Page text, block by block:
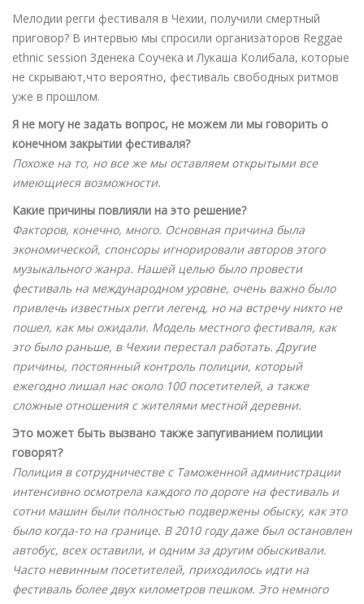
Мелодии регги фестиваля в Чехии, получили смертный
приговор? В интервью мы спросили организаторов Reggae
ethnic session Зденека Соучека и Лукаша Колибала, которые
не скрывают,что вероятно, фестиваль свободных ритмов
уже в прошлом.
Я не могу не задать вопрос, не можем ли мы говорить о
конечном закрытии фестиваля?
Похоже на то, но все же мы оставляем открытыми все
имеющиеся возможности.
Какие причины повлияли на это решение?
Факторов, конечно, много. Основная причина была
экономической, спонсоры игнорировали авторов этого
музыкального жанра. Нашей целью было провести
фестиваль на международном уровне, очень важно было
привлечь известных регги легенд, но на встречу никто не
пошел, как мы ожидали. Модель местного фестиваля, как
это было раньше, в Чехии перестал работать. Другие
причины, постоянный контроль полиции, который
ежегодно лишал нас около 100 посетителей, а также
сложные отношения с жителями местной деревни.
Это может быть вызвано также запугиванием полиции
говорят?
Полиция в сотрудничестве с Таможенной администрации
интенсивно осмотрела каждого по дороге на фестиваль и
сотни машин были полностью подвержены обыску, как это
было когда-то на границе. В 2010 году даже был остановлен
автобус, всех оставили, и одним за другим обыскивали.
Часто невинным посетителей, приходилось идти на
фестиваль более двух километров пешком. Это немного